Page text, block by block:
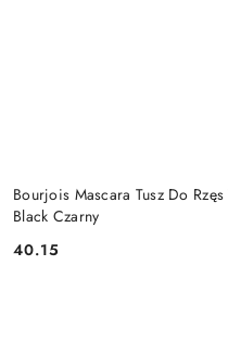
Bourjois Mascara Tusz Do
Black Czarny
Cena:
40.15